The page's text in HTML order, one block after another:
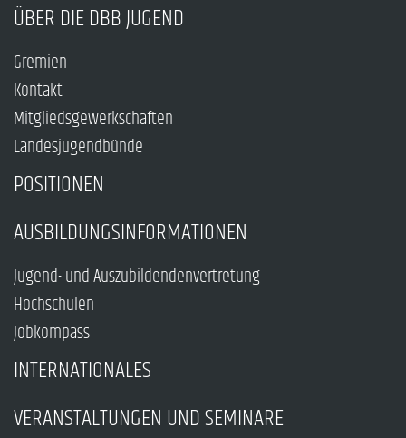
ÜBER DIE DBB JUGEND
Gremien
Kontakt
Mitgliedsgewerkschaften
Landesjugendbünde
POSITIONEN
AUSBILDUNGSINFORMATIONEN
Jugend- und Auszubildendenvertretung
Hochschulen
Jobkompass
INTERNATIONALES
VERANSTALTUNGEN UND SEMINARE